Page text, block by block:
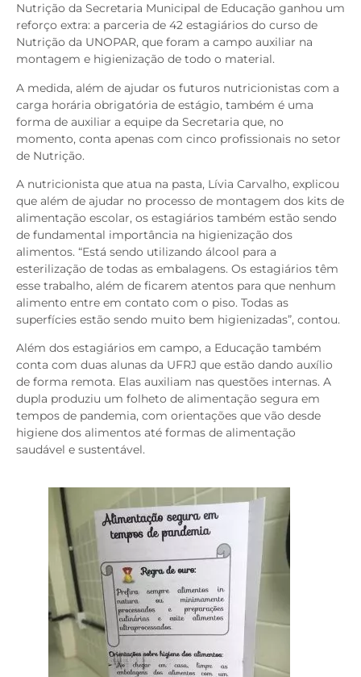
Nutrição da Secretaria Municipal de Educação ganhou um
reforço extra: a parceria de 42 estagiários do curso de
Nutrição da UNOPAR, que foram a campo auxiliar na
montagem e higienização de todo o material.
A medida, além de ajudar os futuros nutricionistas com a
carga horária obrigatória de estágio, também é uma
forma de auxiliar a equipe da Secretaria que, no
momento, conta apenas com cinco profissionais no setor
de Nutrição.
A nutricionista que atua na pasta, Lívia Carvalho, explicou
que além de ajudar no processo de montagem dos kits de
alimentação escolar, os estagiários também estão sendo
de fundamental importância na higienização dos
alimentos. “Está sendo utilizando álcool para a
esterilização de todas as embalagens. Os estagiários têm
esse trabalho, além de ficarem atentos para que nenhum
alimento entre em contato com o piso. Todas as
superfícies estão sendo muito bem higienizadas”, contou.
Além dos estagiários em campo, a Educação também
conta com duas alunas da UFRJ que estão dando auxílio
de forma remota. Elas auxiliam nas questões internas. A
dupla produziu um folheto de alimentação segura em
tempos de pandemia, com orientações que vão desde
higiene dos alimentos até formas de alimentação
saudável e sustentável.